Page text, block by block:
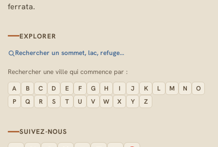
ferrata.
EXPLORER
Rechercher un sommet, lac, refuge…
Rechercher une ville qui commence par :
A B C D E F G H I J K L M N
O
P
Q R S T U V W X Y Z
SUIVEZ-NOUS